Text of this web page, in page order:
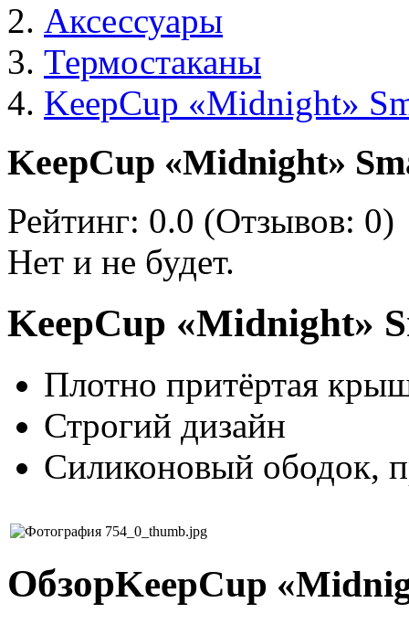
Аксессуары
Термостаканы
KeepCup «Midnight»
KeepCup «Midnight»
Рейтинг: 0.0 (Отзывов: 0)
Нет и не будет.
KeepCup «Midnight»
Плотно притёртая
Строгий дизайн
Силиконовый ободок,
ОбзорKeepCup